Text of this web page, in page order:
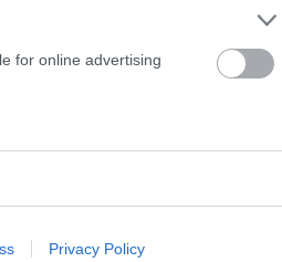
for online advertising
Privacy Policy